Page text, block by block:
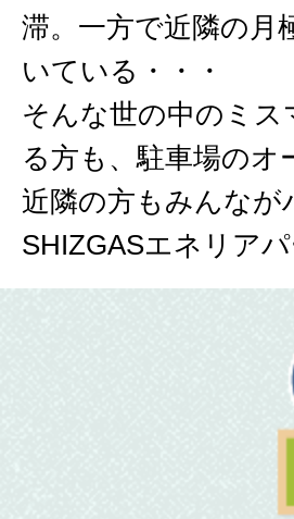
滞。一方で近隣の月
いている・・・
そんな世の中のミ
る方も、駐車場のオ
近隣の方もみんな
SHIZGASエネリア